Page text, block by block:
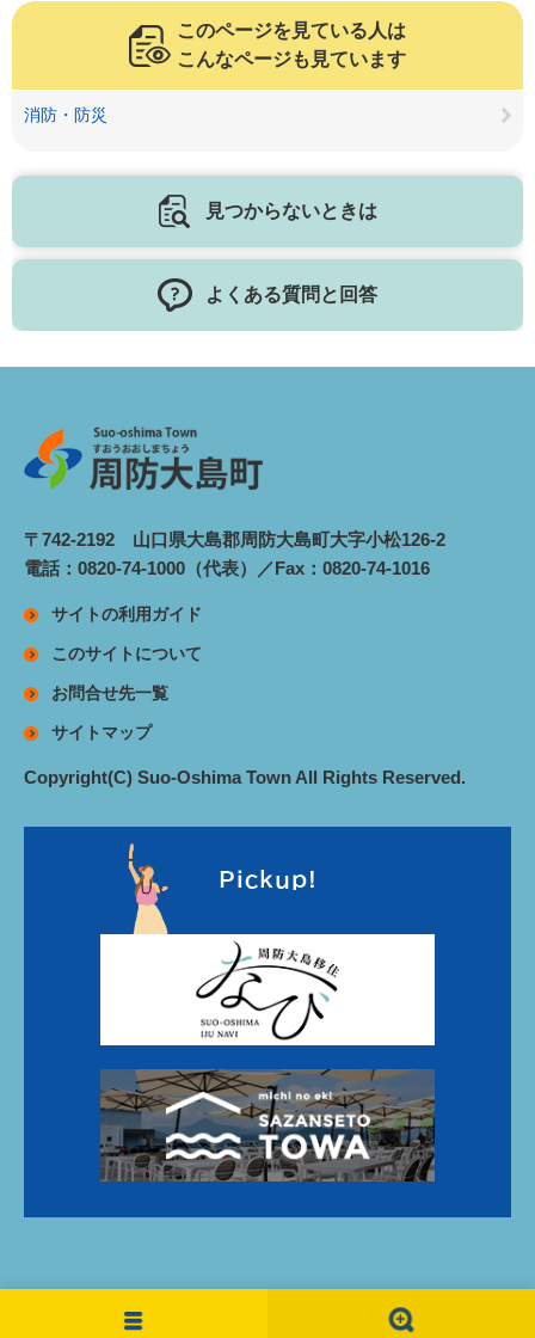
このページを見ている人は
こんなページも見ています
消防・防災
見つからないときは
よくある質問と回答
〒742-2192 山口県大島郡周防大島町大字小松126-2
電話：0820-74-1000（代表）／Fax：0820-74-1016
サイトの利用ガイド
このサイトについて
お問合せ先一覧
サイトマップ
Copyright(C) Suo-Oshima Town All Rights Reserved.